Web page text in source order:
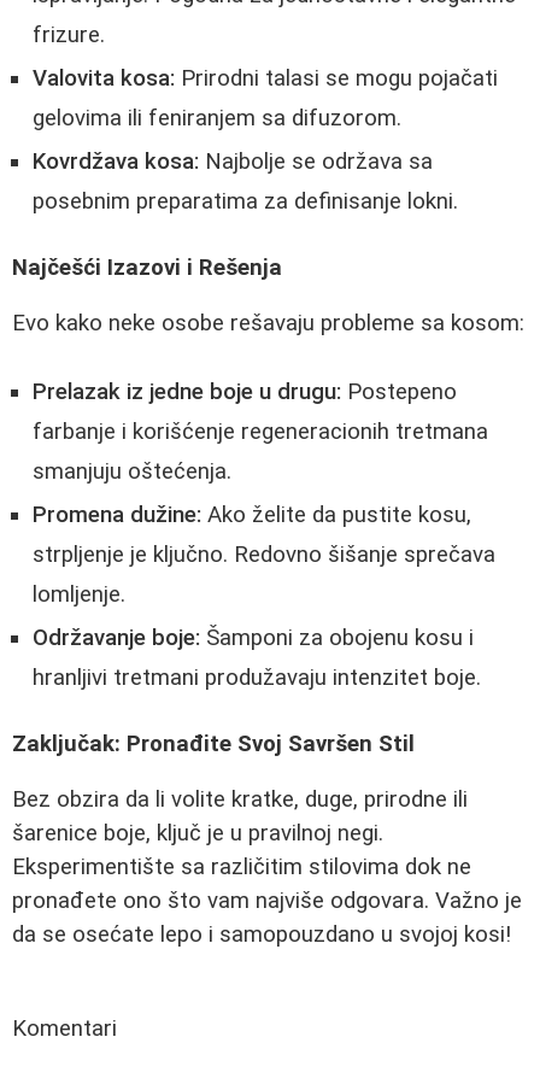
frizure.
Valovita kosa: Prirodni talasi se mogu pojačati
gelovima ili feniranjem sa difuzorom.
Kovrdžava kosa: Najbolje se održava sa
posebnim preparatima za definisanje lokni.
Najčešći Izazovi i Rešenja
Evo kako neke osobe rešavaju probleme sa kosom:
Prelazak iz jedne boje u drugu: Postepeno
farbanje i korišćenje regeneracionih tretmana
smanjuju oštećenja.
Promena dužine: Ako želite da pustite kosu,
strpljenje je ključno. Redovno šišanje sprečava
lomljenje.
Održavanje boje: Šamponi za obojenu kosu i
hranljivi tretmani produžavaju intenzitet boje.
Zaključak: Pronađite Svoj Savršen Stil
Bez obzira da li volite kratke, duge, prirodne ili
šarenice boje, ključ je u pravilnoj negi.
Eksperimentište sa različitim stilovima dok ne
pronađete ono što vam najviše odgovara. Važno je
da se osećate lepo i samopouzdano u svojoj kosi!
Komentari